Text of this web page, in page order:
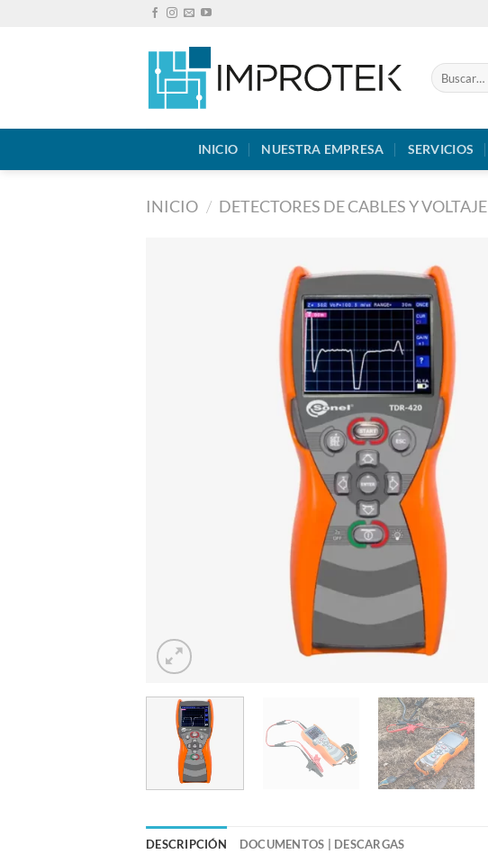
Buscar
por:
INICIO NUESTRA EMPRESA SERVICIOS
INICIO / DETECTORES DE CABLES Y VOLTAJE
DESCRIPCIÓN DOCUMENTOS | DESCARGAS